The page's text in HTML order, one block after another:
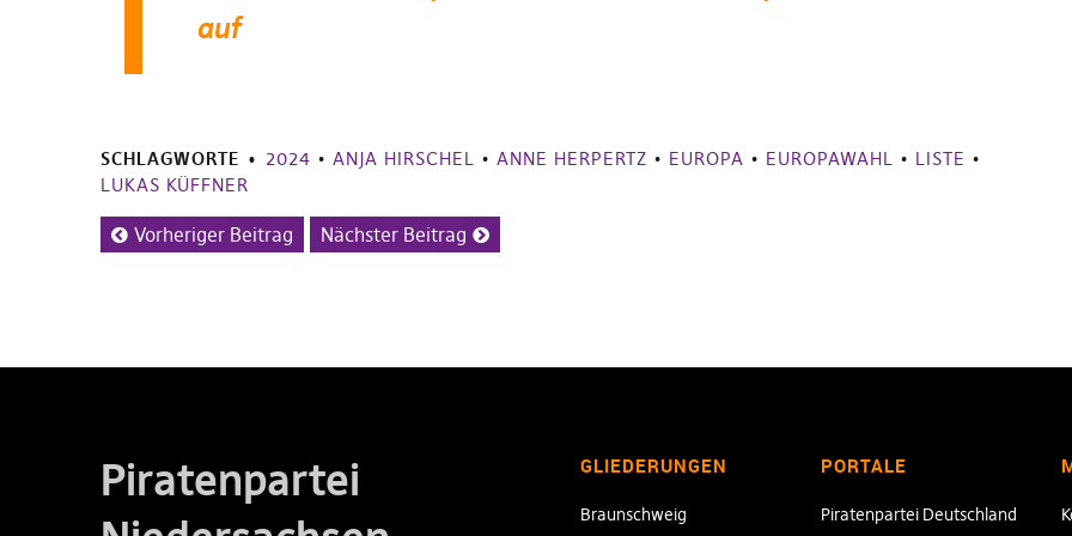
auf
SCHLAGWORTE 2024 • ANJA HIRSCHEL • ANNE HERPERTZ • EUROPA • EUROPAWAHL • LISTE •
LUKAS KÜFFNER
Vorheriger Beitrag Nächster Beitrag
Piratenpartei
GLIEDERUNGEN
Braunschweig
PORTALE
Piratenpartei Deutschland